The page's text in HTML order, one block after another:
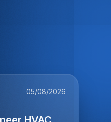
05/08/2026